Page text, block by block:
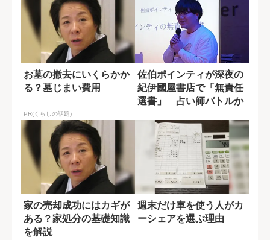
お墓の撤去にいくらかか
る？墓じまい費用
PR(くらしの話題)
佐伯ポインティが深夜の
紀伊國屋書店で「無責任
選書」 占い師バトルか
家の売却成功にはカギが
ある？家処分の基礎知識
を解説
週末だけ車を使う人がカ
ーシェアを選ぶ理由